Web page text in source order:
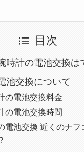
目次
時計の電池交換は
池交換について
の電池交換料金
の電池交換時間
電池交換 近くのナフ